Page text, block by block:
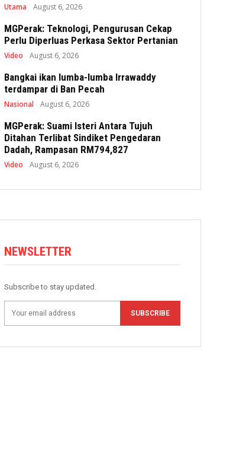
Utama August 6, 2026
MGPerak: Teknologi, Pengurusan Cekap
Perlu Diperluas Perkasa Sektor Pertanian
Video August 6, 2026
Bangkai ikan lumba-lumba Irrawaddy
terdampar di Ban Pecah
Nasional August 6, 2026
MGPerak: Suami Isteri Antara Tujuh
Ditahan Terlibat Sindiket Pengedaran
Dadah, Rampasan RM794,827
Video August 6, 2026
NEWSLETTER
Subscribe to stay updated.
SUBSCRIBE